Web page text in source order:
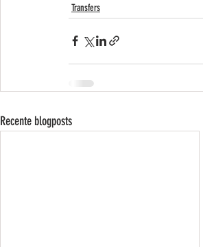
Transfers
Recente blogposts